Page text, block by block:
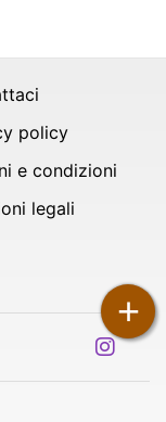
+
policy
e condizioni
legali